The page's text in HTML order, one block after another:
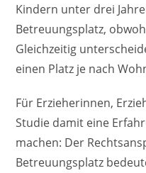
Kindern unter drei
Betreuungsplatz,
Gleichzeitig
einen Platz je nach
Für Erzieherinnen,
Studie damit eine
machen: Der
Betreuungsplatz